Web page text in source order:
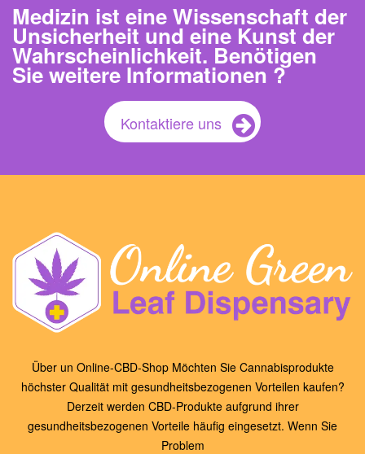
Medizin ist eine Wissenschaft der
Unsicherheit und eine Kunst der
Wahrscheinlichkeit. Benötigen
Sie weitere Informationen ?
Kontaktiere uns
Über un Online-CBD-Shop Möchten Sie Cannabisprodukte
höchster Qualität mit gesundheitsbezogenen Vorteilen kaufen?
Derzeit werden CBD-Produkte aufgrund ihrer
gesundheitsbezogenen Vorteile häufig eingesetzt. Wenn Sie
Problem